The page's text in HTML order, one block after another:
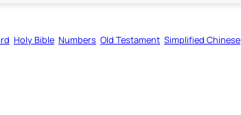
Holy Bible Numbers Old Testament Simplified Chinese